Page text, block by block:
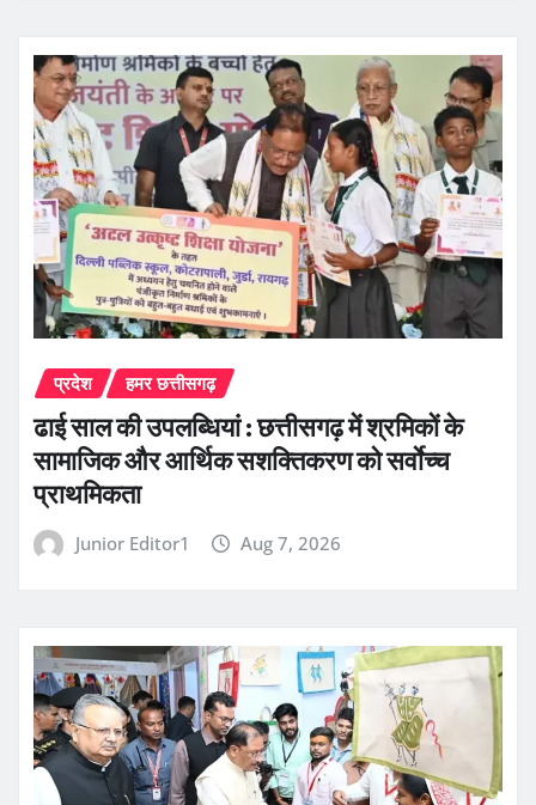
प्रदेश हमर छत्तीसगढ़
ढाई साल की उपलब्धियां : छत्तीसगढ़ में श्रमिकों के
सामाजिक और आर्थिक सशक्तिकरण को सर्वाेच्च
प्राथमिकता
Junior Editor1 Aug 7, 2026